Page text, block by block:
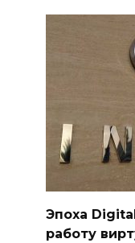
Эпоха
работу